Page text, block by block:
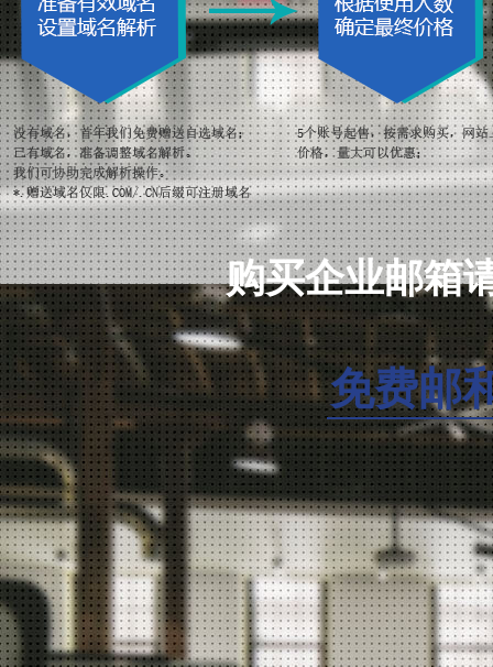
邮件拒收/举报
邮件打印
邮件预览功能
邮件阅后回执
抄送/密送功能
定时发信功能
签名/企业名片功能
企业公告信息显示
地址本导入/导出(与Outlook兼容)
第三方邮箱代收
邮件跟踪
邮件撤回
手机邮箱安全保障功能
购买企业邮箱
免费邮